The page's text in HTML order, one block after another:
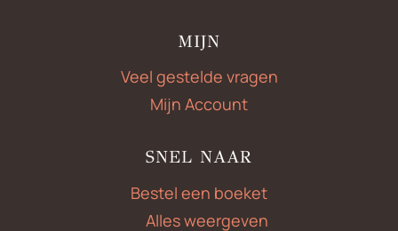
MIJN
Veel gestelde vragen
Mijn Account
SNEL NAAR
Bestel een boeket
Alles weergeven